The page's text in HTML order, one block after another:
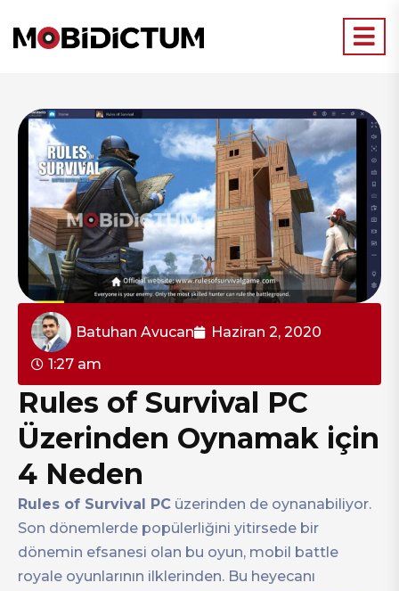
Batuhan Avucan
Haziran 2, 2020
1:27 am
Rules of Survival PC
Üzerinden Oynamak için
4 Neden
Rules of Survival PC üzerinden de oynanabiliyor.
Son dönemlerde popülerliğini yitirsede bir
dönemin efsanesi olan bu oyun, mobil battle
royale oyunlarının ilklerinden. Bu heyecanı